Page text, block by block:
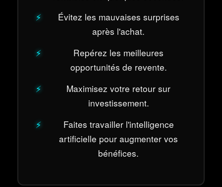
Évitez les mauvaises surprises
après l'achat.
Repérez les meilleures
opportunités de revente.
Maximisez votre retour sur
investissement.
Faites travailler l'intelligence
artificielle pour augmenter vos
bénéfices.